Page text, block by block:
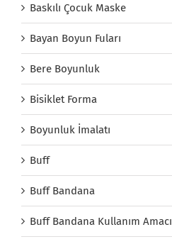
Baskılı Çocuk Maske
Bayan Boyun Fuları
Bere Boyunluk
Bisiklet Forma
Boyunluk İmalatı
Buff
Buff Bandana
Buff Bandana Kullanım Amacı